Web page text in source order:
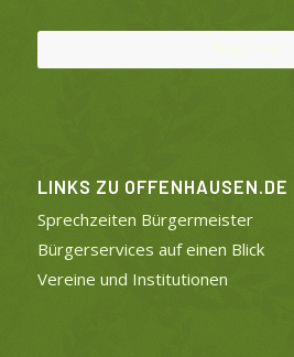
Folge uns!
LINKS ZU OFFENHAUSEN.DE
Sprechzeiten Bürgermeister
Bürgerservices auf einen Blick
Vereine und Institutionen